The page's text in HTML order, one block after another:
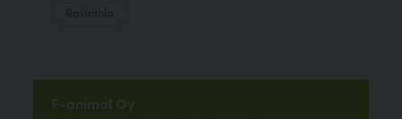
F-animal Oy